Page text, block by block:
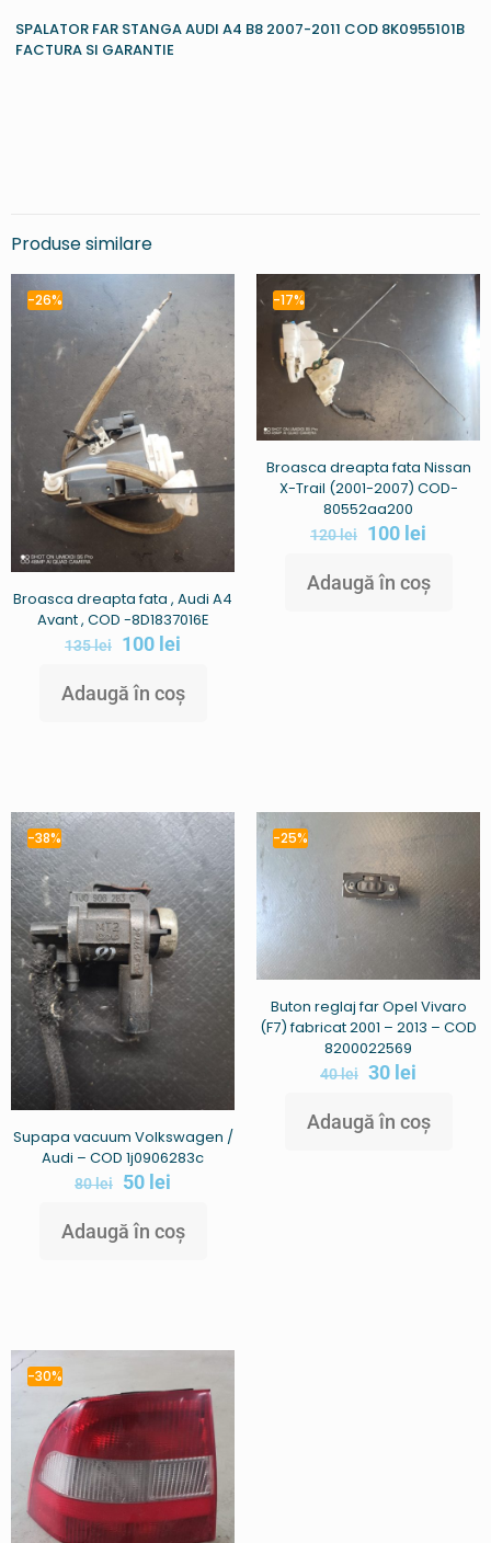
SPALATOR FAR STANGA AUDI A4 B8 2007-2011 COD 8K0955101B
FACTURA SI GARANTIE
Produse similare
-26%
Broasca dreapta fata , Audi A4
Avant , COD -8D1837016E
135lei 100 lei
Adaugă în coș
-17%
Broasca dreapta fata Nissan
X-Trail (2001-2007) COD-
80552aa200
120lei 100 lei
Adaugă în coș
-38%
Supapa vacuum Volkswagen /
Audi – COD 1j0906283c
80lei 50 lei
Adaugă în coș
-25%
Buton reglaj far Opel Vivaro
(F7) fabricat 2001 – 2013 – COD
8200022569
40lei 30 lei
Adaugă în coș
-30%